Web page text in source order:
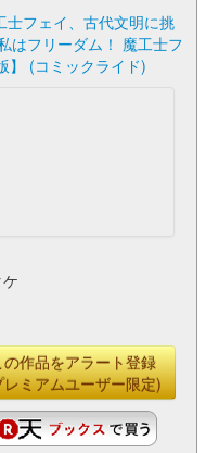
士フェイ、古代文明に挑
はフリーダム！ 魔工士フ
】 (コミックライド)
の作品をアラート登録
レミアムユーザー限定)